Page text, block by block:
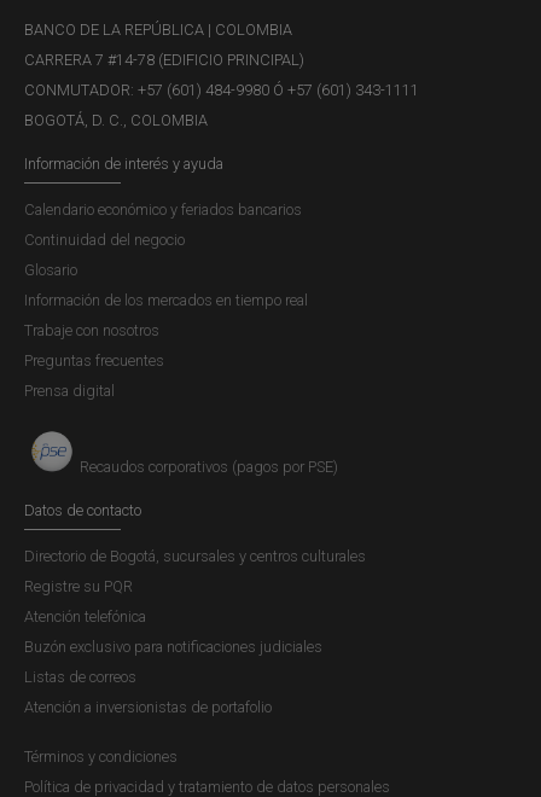
BANCO DE LA REPÚBLICA | COLOMBIA
CARRERA 7 #14-78 (EDIFICIO PRINCIPAL)
CONMUTADOR: +57 (601) 484-9980 Ó +57 (601) 343-1111
BOGOTÁ, D. C., COLOMBIA
Información de interés y ayuda
Calendario económico y feriados bancarios
Continuidad del negocio
Glosario
Información de los mercados en tiempo real
Trabaje con nosotros
Preguntas frecuentes
Prensa digital
Recaudos corporativos (pagos por PSE)
Datos de contacto
Directorio de Bogotá, sucursales y centros culturales
Registre su PQR
Atención telefónica
Buzón exclusivo para notificaciones judiciales
Listas de correos
Atención a inversionistas de portafolio
Términos y condiciones
Política de privacidad y tratamiento de datos personales